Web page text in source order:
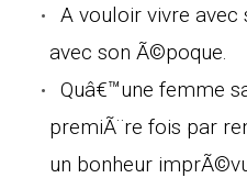
A vouloir vivre
avec son Ã©poque.
Quâ€™une femme
premiÃ¨re fois par
un bonheur